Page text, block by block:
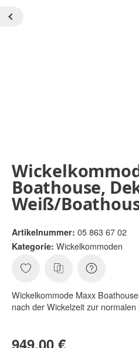
Boathouse,
Weiß/
Artikelnummer: 05 863 67 02
Kategorie: Wickelkommoden
Wickelkommode Maxx
nach der Wickelzeit zur
949,00 €